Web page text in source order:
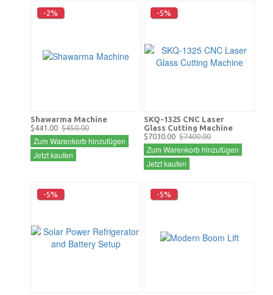
-2%
Shawarma Machine
$441.00 $450.00
Zum Warenkorb hinzufügen
Jetzt kaufen
-5%
SKQ-1325 CNC Laser
Glass Cutting Machine
$7030.00 $7400.00
Zum Warenkorb hinzufügen
Jetzt kaufen
-5% -5%